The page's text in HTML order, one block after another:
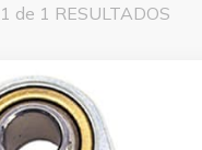
de 1 RESULTADOS